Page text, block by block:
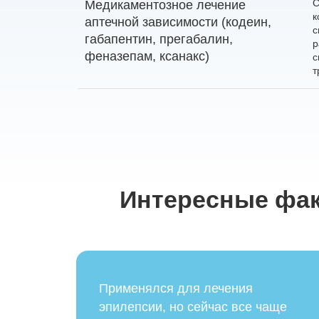
Медикаментозное лечение
аптечной зависимости (кодеин,
габапентин, прегабалин,
феназепам, ксанакс)
Интересные
Применялся для лечения
эпилепсии, но сейчас все чаще